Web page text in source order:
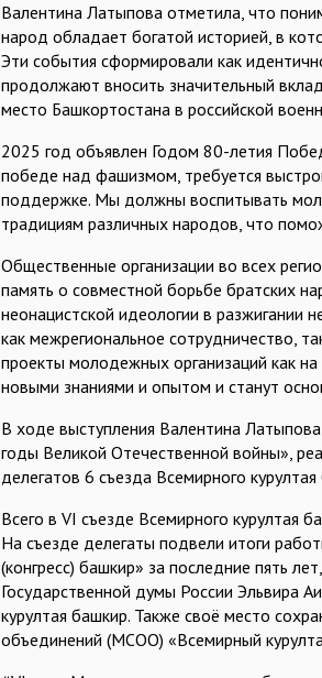
Валентина Латыпова отметила, что
народ обладает богатой историей, в
Эти события сформировали как
продолжают вносить значительный
место Башкортостана в российской
2025 год объявлен Годом 80-летия
победе над фашизмом, требуется
поддержке. Мы должны воспитывать
традициям различных народов, что
Общественные организации во всех
память о совместной борьбе братских
неонацистской идеологии в
как межрегиональное сотрудничество,
проекты молодежных организаций как
новыми знаниями и опытом и станут
В ходе выступления Валентина
годы Великой Отечественной войны»,
делегатов 6 съезда Всемирного
Всего в VI съезде Всемирного курултая
На съезде делегаты подвели итоги
(конгресс) башкир» за последние пять
Государственной думы России Эльвира
курултая башкир. Также своё место
объединений (МСОО) «Всемирный